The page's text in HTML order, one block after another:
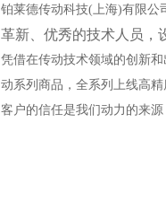
铂莱德传动科技(上海)有限公
革新、优秀的技术人员，
凭借在传动技术领域的创新
动系列商品，全系列上线高
客户的信任是我们动力的来